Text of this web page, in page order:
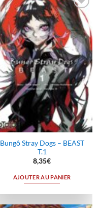
Ajouter
à la
wishlist
Bungô Stray Dogs – BEAST
T.1
8,35€
AJOUTER AU PANIER